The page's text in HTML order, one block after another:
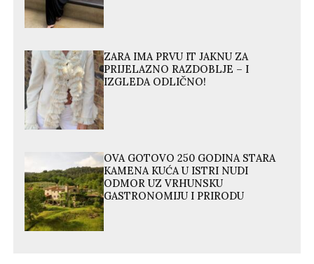
ZARA IMA PRVU IT JAKNU ZA
PRIJELAZNO RAZDOBLJE – I
IZGLEDA ODLIČNO!
OVA GOTOVO 250 GODINA STARA
KAMENA KUĆA U ISTRI NUDI
ODMOR UZ VRHUNSKU
GASTRONOMIJU I PRIRODU